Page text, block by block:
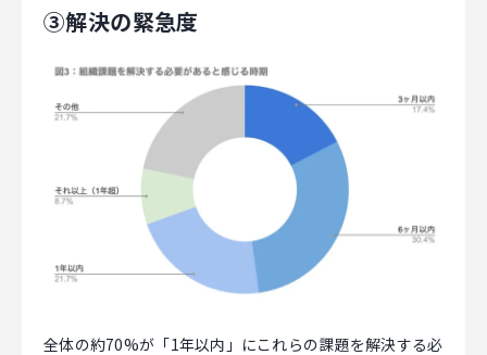
③解決の緊急度
全体の約70%が「1年以内」にこれらの課題を解決する必